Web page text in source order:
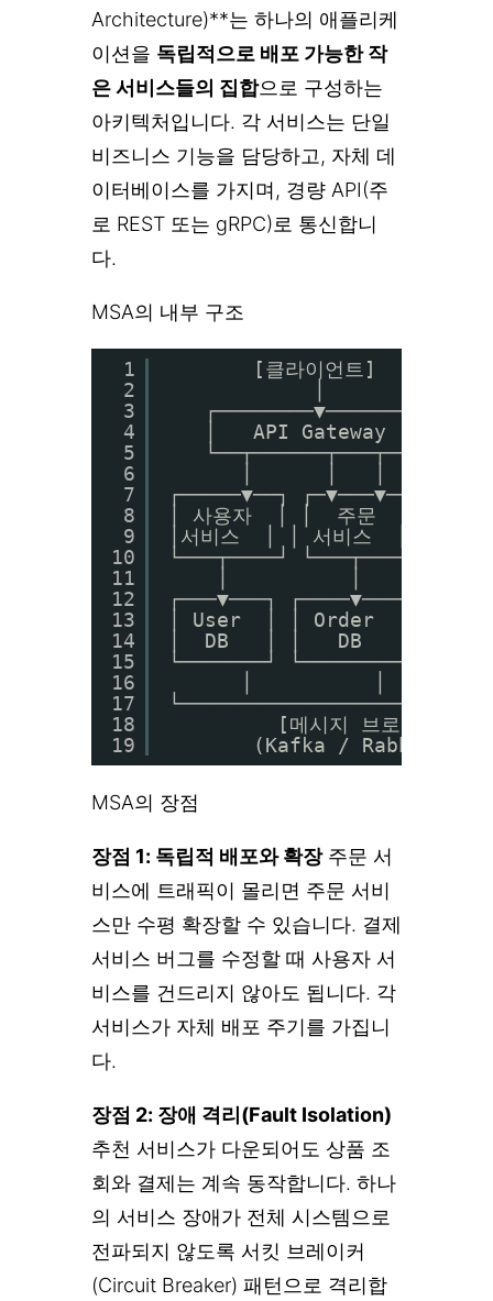
Architecture)**는 하나의 애플리케
이션을 독립적으로 배포 가능한 작
은 서비스들의 집합으로 구성하는
아키텍처입니다. 각 서비스는 단일
비즈니스 기능을 담당하고, 자체 데
이터베이스를 가지며, 경량 API(주
로 REST 또는 gRPC)로 통신합니
다.
MSA의 내부 구조
1
2
3
4
5
6
7
8
9
10
11
12
13
14
15
16
17
18
19
[클라이언트]
┌────────▼────────┐
│   API Gateway   │  ←
└──┬──────┬───┬───┘
┌─────▼──┐ ┌─▼───▼──┐
│ 사용자  │ │  주문   │ │
│서비스  │ │ 서비스  │ │ 서비
└───┬────┘ └───┬─────┘
┌───▼───┐ ┌────▼────┐
│ User  │ │ Order   │
│  DB   │ │   DB   │ │
└───────┘ └─────────┘
[메시지 브로커]
(Kafka / RabbitMQ)
MSA의 장점
장점 1: 독립적 배포와 확장주문 서
비스에 트래픽이 몰리면 주문 서비
스만 수평 확장할 수 있습니다. 결제
서비스 버그를 수정할 때 사용자 서
비스를 건드리지 않아도 됩니다. 각
서비스가 자체 배포 주기를 가집니
다.
장점 2: 장애 격리(Fault Isolation)
추천 서비스가 다운되어도 상품 조
회와 결제는 계속 동작합니다. 하나
의 서비스 장애가 전체 시스템으로
전파되지 않도록 서킷 브레이커
(Circuit Breaker) 패턴으로 격리합